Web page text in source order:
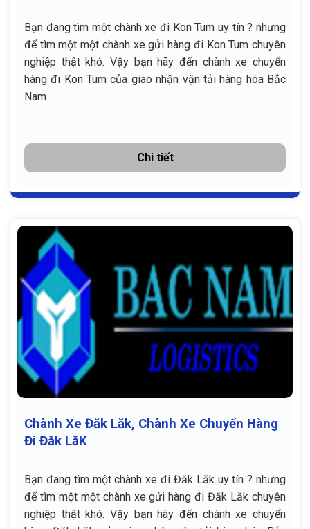
Bạn đang tìm một chành xe đi Kon Tum uy tín ? nhưng
để tìm một một chành xe gửi hàng đi Kon Tum chuyên
nghiệp thật khó. Vậy bạn hãy đến chành xe chuyển
hàng đi Kon Tum của giao nhận vận tải hàng hóa Bắc
Nam
Chi tiết
Chành Xe Đăk Lăk, Chành Xe Chuyển Hàng
Đi Đăk LăK
Bạn đang tìm một chành xe đi Đăk Lăk uy tín ? nhưng
để tìm một một chành xe gửi hàng đi Đăk Lăk chuyên
nghiệp thật khó. Vậy bạn hãy đến chành xe chuyển